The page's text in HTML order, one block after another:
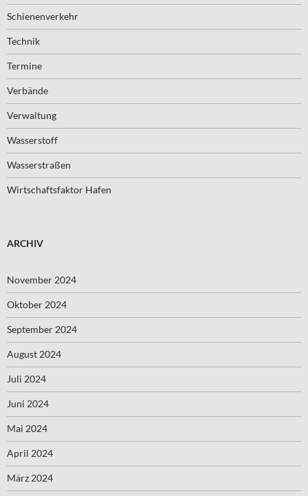
Schienenverkehr
Technik
Termine
Verbände
Verwaltung
Wasserstoff
Wasserstraßen
Wirtschaftsfaktor Hafen
ARCHIV
November 2024
Oktober 2024
September 2024
August 2024
Juli 2024
Juni 2024
Mai 2024
April 2024
März 2024